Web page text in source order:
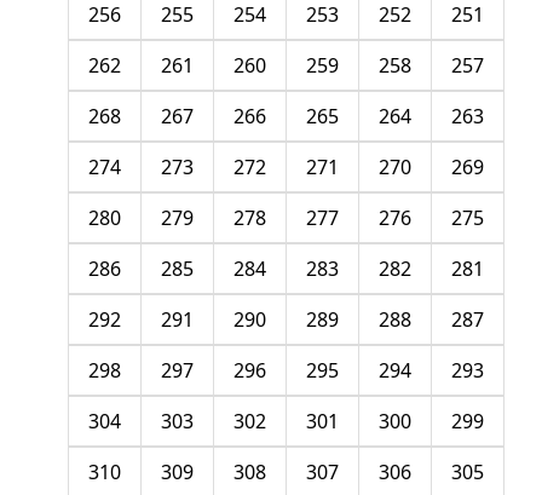
251
252
253
254
255
256
257
258
259
260
261
262
263
264
265
266
267
268
269
270
271
272
273
274
275
276
277
278
279
280
281
282
283
284
285
286
287
288
289
290
291
292
293
294
295
296
297
298
299
300
301
302
303
304
305
306
307
308
309
310